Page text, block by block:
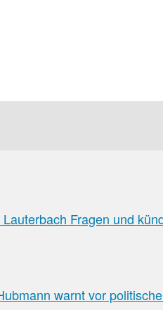
Fragen und
warnt vor